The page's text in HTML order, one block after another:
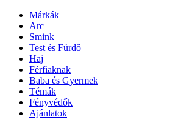
Márkák
Arc
Smink
Test és Fürdő
Haj
Férfiaknak
Baba és Gyermek
Témák
Fényvédők
Ajánlatok